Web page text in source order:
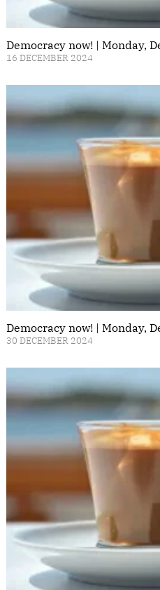
Democracy now! | Monday,
16 DECEMBER 2024
Democracy now! | Monday,
30 DECEMBER 2024